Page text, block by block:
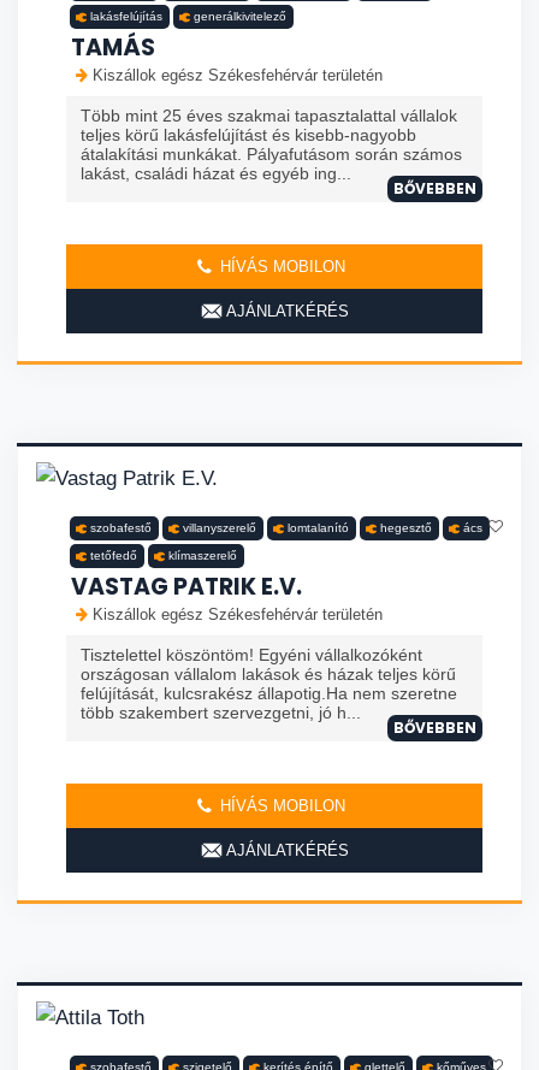
lakásfelújítás generálkivitelező
TAMÁS
Kiszállok egész Székesfehérvár területén
Több mint 25 éves szakmai tapasztalattal vállalok
teljes körű lakásfelújítást és kisebb-nagyobb
átalakítási munkákat. Pályafutásom során számos
lakást, családi házat és egyéb ing...
BŐVEBBEN
HÍVÁS MOBILON
AJÁNLATKÉRÉS
szobafestő villanyszerelő lomtalanító hegesztő ács
tetőfedő klímaszerelő
VASTAG PATRIK E.V.
Kiszállok egész Székesfehérvár területén
Tisztelettel köszöntöm! Egyéni vállalkozóként
országosan vállalom lakások és házak teljes körű
felújítását, kulcsrakész állapotig.Ha nem szeretne
több szakembert szervezgetni, jó h...
BŐVEBBEN
HÍVÁS MOBILON
AJÁNLATKÉRÉS
szobafestő szigetelő kerítés építő glettelő kőműves